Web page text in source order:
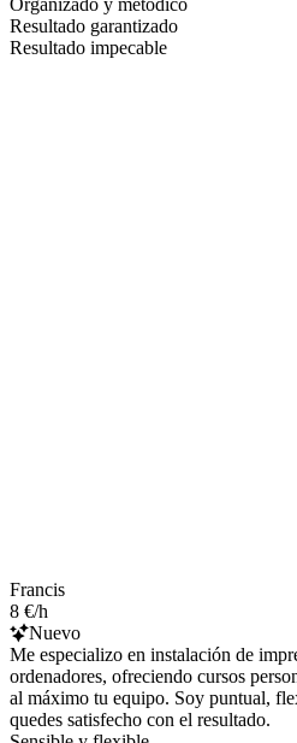
Resultado garantizado
Resultado impecable
Francis
8 €/h
Nuevo
Me especializo en instalación de
ordenadores, ofreciendo cursos
al máximo tu equipo. Soy puntual,
quedes satisfecho con el resultado.